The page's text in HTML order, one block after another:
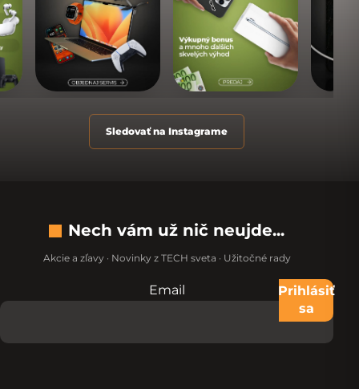
Sledovať na Instagrame
Nech vám už nič neujde...
Akcie a zľavy · Novinky z TECH sveta · Užitočné rady
Nevypĺňajte toto pole:
Email
Prihlásiť
sa